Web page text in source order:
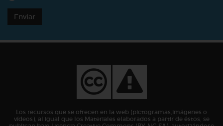
Enviar
Los recursos que se ofrecen en la web (pictogramas,imágenes o
vídeos), al igual que los Materiales elaborados a partir de éstos, se